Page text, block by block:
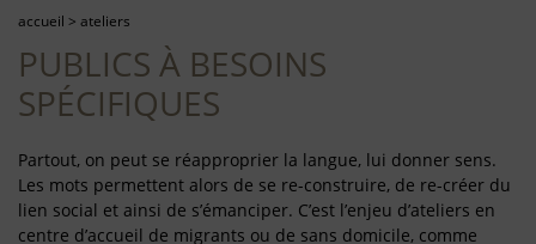
accueil > ateliers
PUBLICS À BESOINS
SPÉCIFIQUES
Partout, on peut se réapproprier la langue, lui donner sens.
Les mots permettent alors de se re-construire, de re-créer du
lien social et ainsi de s’émanciper. C’est l’enjeu d’ateliers en
centre d’accueil de migrants ou de sans domicile, comme